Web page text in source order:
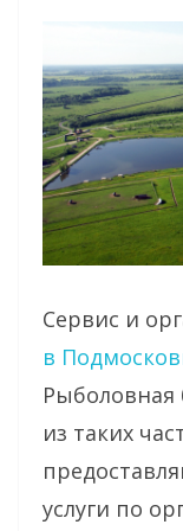
Сервис и
в
Рыболовная
из таких
услуги по